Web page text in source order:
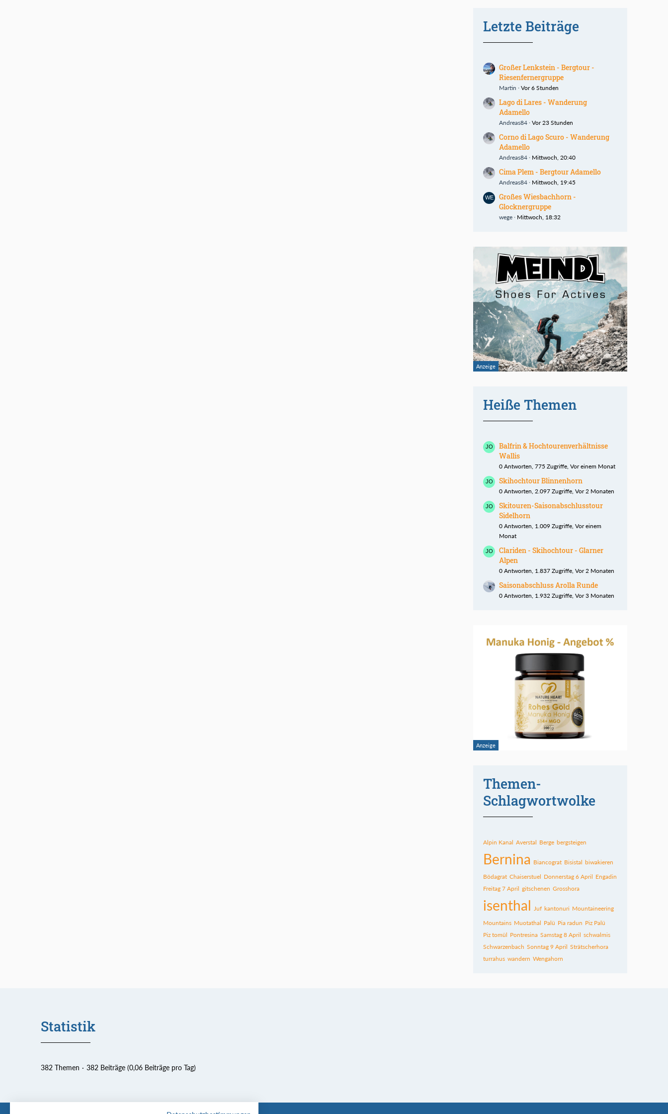
Letzte Beiträge
Großer Lenkstein - Bergtour -
Riesenfernergruppe
Martin Vor 6 Stunden
Lago di Lares - Wanderung
Adamello
Andreas84 Vor 23 Stunden
Corno di Lago Scuro - Wanderung
Adamello
Andreas84 Mittwoch, 20:40
Cima Plem - Bergtour Adamello
Andreas84 Mittwoch, 19:45
Großes Wiesbachhorn -
Glocknergruppe
wege Mittwoch, 18:32
Heiße Themen
Balfrin & Hochtourenverhältnisse
Wallis
0 Antworten, 775 Zugriffe, Vor einem Monat
Skihochtour Blinnenhorn
0 Antworten, 2.097 Zugriffe, Vor 2 Monaten
Skitouren-Saisonabschlusstour
Sidelhorn
0 Antworten, 1.009 Zugriffe, Vor einem
Monat
Clariden - Skihochtour - Glarner
Alpen
0 Antworten, 1.837 Zugriffe, Vor 2 Monaten
Saisonabschluss Arolla Runde
0 Antworten, 1.932 Zugriffe, Vor 3 Monaten
Themen-
Schlagwortwolke
Alpin Kanal Averstal Berge bergsteigen
Bernina Biancograt Bisistal biwakieren
Bödagrat Chaiserstuel Donnerstag 6 April Engadin
Freitag 7 April gitschenen Grosshora
isenthal Juf kantonuri Mountaineering
Mountains Muotathal Palü Pia radun Piz Palü
Piz tomül Pontresina Samstag 8 April schwalmis
Schwarzenbach Sonntag 9 April Strätscherhora
turrahus wandern Wengahorn
Statistik
382 Themen 382 Beiträge (0,06 Beiträge pro Tag)